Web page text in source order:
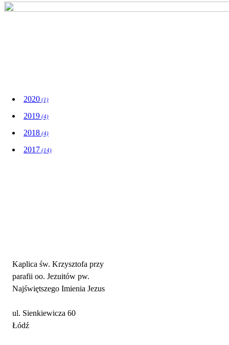
2020 (1)
2019 (4)
2018 (4)
2017 (14)
Kaplica św. Krzysztofa przy
parafii oo. Jezuitów pw.
Najświętszego Imienia Jezus
ul. Sienkiewicza 60
Łódź